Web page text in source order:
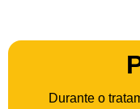
Durante o